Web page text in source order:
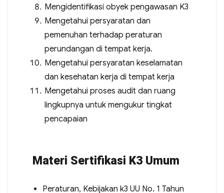
Mengidentifikasi obyek pengawasan K3
Mengetahui persyaratan dan
pemenuhan terhadap peraturan
perundangan di tempat kerja.
Mengetahui persyaratan keselamatan
dan kesehatan kerja di tempat kerja
Mengetahui proses audit dan ruang
lingkupnya untuk mengukur tingkat
pencapaian
Materi Sertifikasi K3 Umum
Peraturan, Kebijakan k3 UU No. 1 Tahun